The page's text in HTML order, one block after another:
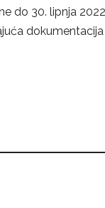
do 30. lipnja